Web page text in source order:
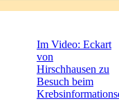
Im Video: Eckart
von
Hirschhausen zu
Besuch beim